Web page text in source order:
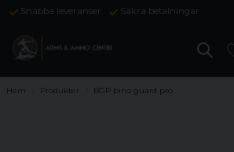
Snabba leveranser Säkra betalningar
Hem Produkter BGP bino guard pro